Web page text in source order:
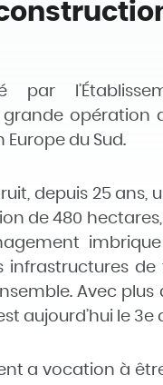
par
grande
du Sud.
depuis 25 ans,
de 480
infrastructures
Avec
aujourd’hui le 3e
a vocation à